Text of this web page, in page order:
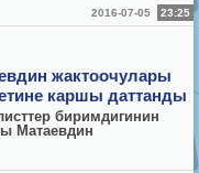
2016-07-05 23:25
жактоочулары
каршы даттанды
биримдигинин
Матаевдин